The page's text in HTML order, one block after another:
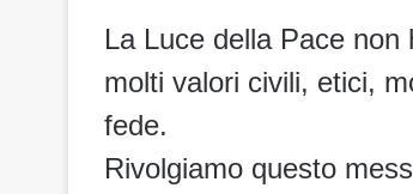
La Luce della Pace
molti valori civili, etici,
fede.
Rivolgiamo questo